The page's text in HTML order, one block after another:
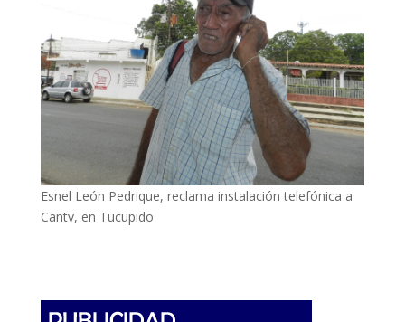
Esnel León Pedrique, reclama instalación telefónica a
Cantv, en Tucupido